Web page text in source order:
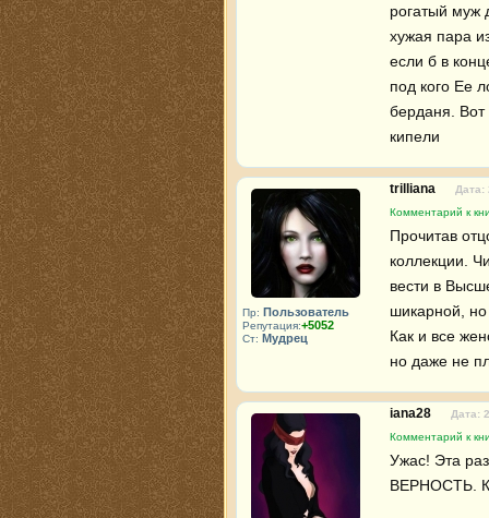
рогатый муж
хужая пара
если б в
под кого Ее
берданя. Вот
кипели
Пр: Пользователь
Репутация:+5052
Ст: Мудрец
trilliana
Дата:
Комментарий к
Прочитав
коллекции.
вести в
шикарной,
Как и все
но даже не
iana28
Дата:
Комментарий к
Ужас! Эта
ВЕРНОСТЬ.